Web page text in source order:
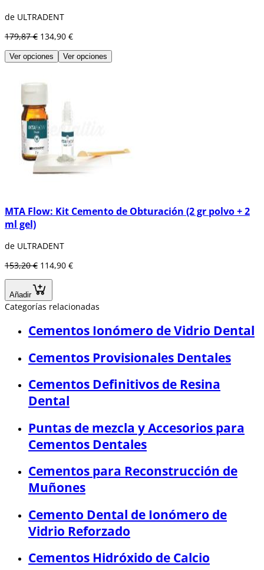
de ULTRADENT
179,87 € 134,90 €
Ver opciones Ver opciones
MTA Flow: Kit Cemento de Obturación (2 gr polvo + 2
ml gel)
de ULTRADENT
153,20 € 114,90 €
Añadir
Categorías relacionadas
Cementos Ionómero de Vidrio Dental
Cementos Provisionales Dentales
Cementos Definitivos de Resina
Dental
Puntas de mezcla y Accesorios para
Cementos Dentales
Cementos para Reconstrucción de
Muñones
Cemento Dental de Ionómero de
Vidrio Reforzado
Cementos Hidróxido de Calcio